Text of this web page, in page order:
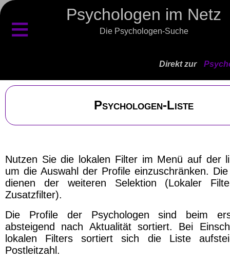
Psychologen im Netz
Die Psychologen-Suche
≡
Direkt zur
Psychologen-Liste
Nutzen Sie die lokalen Filter im Menü auf der
um die Auswahl der Profile einzuschränken.
dienen der weiteren Selektion (Lokaler
Zusatzfilter).
Die Profile der Psychologen sind beim
absteigend nach Aktualität sortiert. Bei
lokalen Filters sortiert sich die Liste
Postleitzahl.